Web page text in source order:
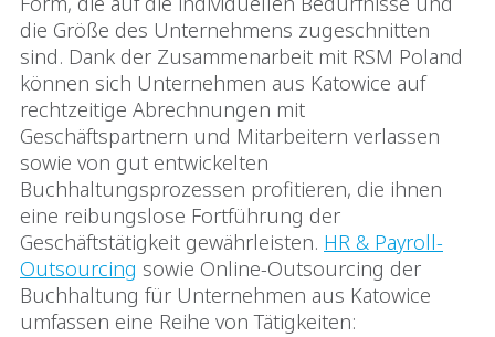
die Größe des Unternehmens zugeschnitten
sind. Dank der Zusammenarbeit mit RSM Poland
können sich Unternehmen aus Katowice auf
rechtzeitige Abrechnungen mit
Geschäftspartnern und Mitarbeitern verlassen
sowie von gut entwickelten
Buchhaltungsprozessen profitieren, die ihnen
eine reibungslose Fortführung der
Geschäftstätigkeit gewährleisten. HR & Payroll-
Outsourcing sowie Online-Outsourcing der
Buchhaltung für Unternehmen aus Katowice
umfassen eine Reihe von Tätigkeiten: